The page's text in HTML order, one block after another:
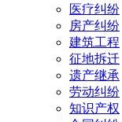
医疗纠纷
房产纠纷
建筑工程
征地拆迁
遗产继承
劳动纠纷
知识产权